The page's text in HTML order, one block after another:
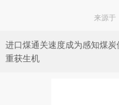
来源于
进口煤通关速度成为感知煤
重获生机